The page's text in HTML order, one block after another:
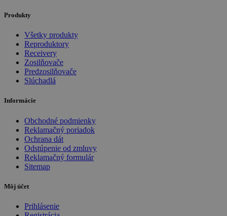
Produkty
Všetky produkty
Reproduktory
Receivery
Zosilňovače
Predzosilňovače
Slúchadlá
Informácie
Obchodné podmienky
Reklamačný poriadok
Ochrana dát
Odstúpenie od zmluvy
Reklamačný formulár
Sitemap
Môj účet
Prihlásenie